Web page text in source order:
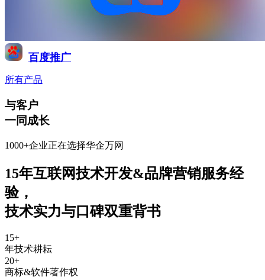
百度推广
所有产品
与客户
一同成长
1000+企业正在选择华企万网
15年互联网技术开发&品牌营销服务经
验，
技术实力与口碑双重背书
15+
年技术耕耘
20+
商标&软件著作权